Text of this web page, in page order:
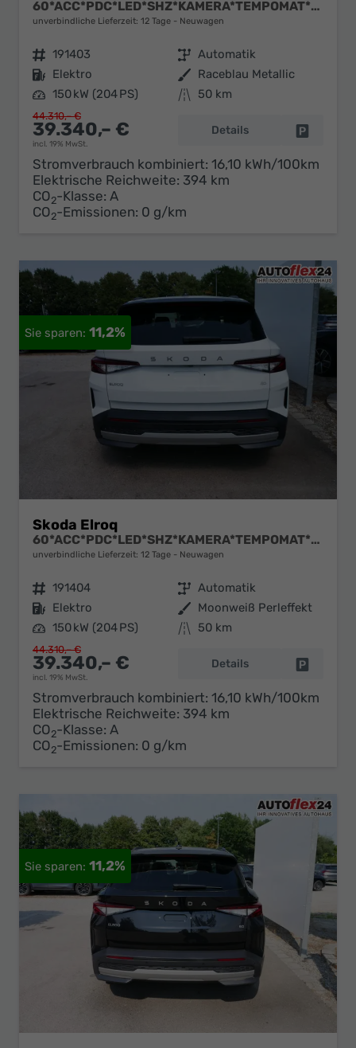
60*ACC*PDC*LED*SHZ*KAMERA*TEMPOMAT*KLIMA*SMARTLINK*EL-HECKKLAPPE*19-ZOLL
unverbindliche Lieferzeit: 12 Tage Neuwagen
Fahrzeugnr. 191403 Getriebe Automatik
Kraftstoff Elektro Außenfarbe Raceblau Metallic
Leistung 150 kW (204 PS) Kilometerstand 50 km
39.340,– €
incl. 19% MwSt.
44.310,– €
Details
Stromverbrauch kombiniert: 16,10 kWh/100km
Elektrische Reichweite: 394 km
CO2-Klasse: A
CO2-Emissionen: 0 g/km
11,2%
Skoda Elroq
60*ACC*PDC*LED*SHZ*KAMERA*TEMPOMAT*KLIMA*SMARTLINK*EL-HECKKLAPPE*19-ZOLL
unverbindliche Lieferzeit: 12 Tage Neuwagen
Fahrzeugnr. 191404 Getriebe Automatik
Kraftstoff Elektro Außenfarbe Moonweiß Perleffekt
Leistung 150 kW (204 PS) Kilometerstand 50 km
39.340,– €
incl. 19% MwSt.
44.310,– €
Details
Stromverbrauch kombiniert: 16,10 kWh/100km
Elektrische Reichweite: 394 km
CO2-Klasse: A
CO2-Emissionen: 0 g/km
11,2%